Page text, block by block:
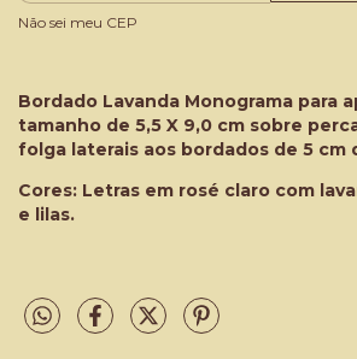
Não sei meu CEP
Bordado Lavanda Monograma para
tamanho de 5,5 X 9,0 cm sobre
folga laterais aos bordados de 5 cm
Cores: Letras em rosé claro com
e lilas.